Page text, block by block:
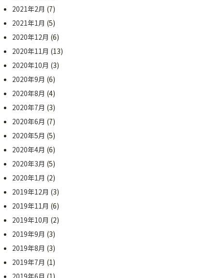
2021年2月 (7)
2021年1月 (5)
2020年12月 (6)
2020年11月 (13)
2020年10月 (3)
2020年9月 (6)
2020年8月 (4)
2020年7月 (3)
2020年6月 (7)
2020年5月 (5)
2020年4月 (6)
2020年3月 (5)
2020年1月 (2)
2019年12月 (3)
2019年11月 (6)
2019年10月 (2)
2019年9月 (3)
2019年8月 (3)
2019年7月 (1)
2019年6月 (1)